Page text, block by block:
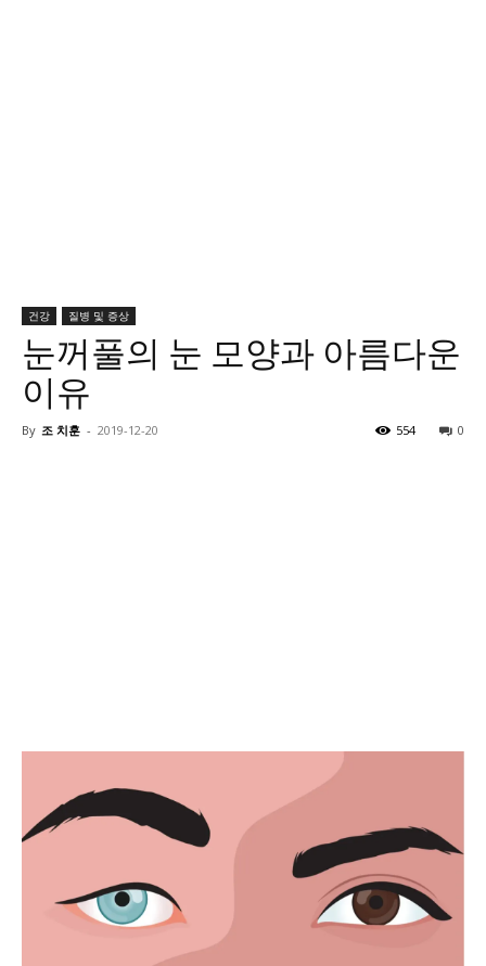
건강 질병 및 증상
눈꺼풀의 눈 모양과 아름다운
이유
By 조 치훈 - 2019-12-20 0
554